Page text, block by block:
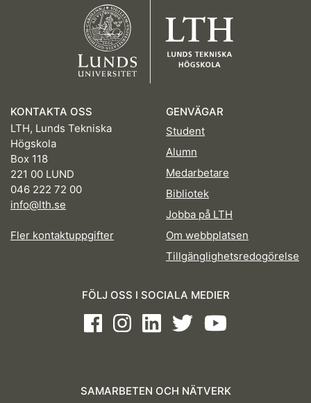
KONTAKTA OSS
LTH, Lunds Tekniska
Högskola
Box 118
221 00 LUND
046 222 72 00
info@lth.se
Fler kontaktuppgifter
GENVÄGAR
Student
Alumn
Medarbetare
Bibliotek
Jobba på LTH
Om webbplatsen
Tillgänglighetsredogörelse
FÖLJ OSS I SOCIALA MEDIER
FacebookInstagramLinkedInTwitterYoutube
SAMARBETEN OCH NÄTVERK